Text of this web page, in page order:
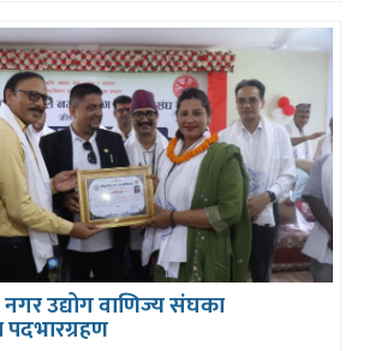
उद्योग वाणिज्य संघका
पदभारग्रहण